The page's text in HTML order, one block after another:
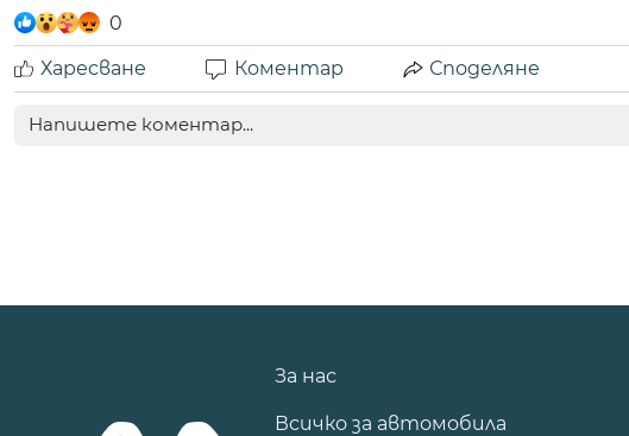
0
Харесване
Коментар Споделяне
За нас
Всичко за автомобила